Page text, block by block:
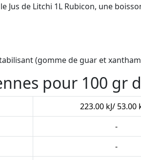
de Litchi 1L Rubicon, une
(gomme de guar et
pour 100 gr
223.00 kJ/ 53.00
-
-